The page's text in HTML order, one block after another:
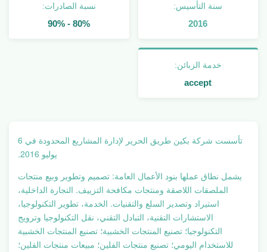
سنة التأسيس:
2016
نسبة الصادرات:
80% - 90%
خدمة الزبائن:
accept
تأسست شركة بكين طريق الحرير لإدارة المشاريع المحدودة في 6
يوليو 2016.
يشمل نطاق عملها بنود الأعمال العامة: تصميم وتطوير وبيع منتجات
الملصقات اللاصقة ومنتجات مكافحة التزييف. التجارة الداخلية،
استيراد وتصدير السلع والتقنيات. الخدمة، تطوير التكنولوجيا،
الاستشارات التقنية، التبادل التقني، نقل التكنولوجيا وترويج
التكنولوجيا؛ تصنيع المنتجات الخشبية؛ تصنيع المنتجات الخشبية
للاستخدام اليومي؛ تصنيع منتجات الفلين؛ مبيعات منتجات الفلين؛